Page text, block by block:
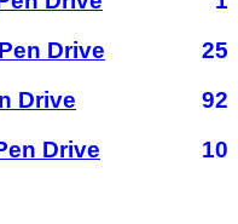
Drive
25
Drive
92
Drive
10